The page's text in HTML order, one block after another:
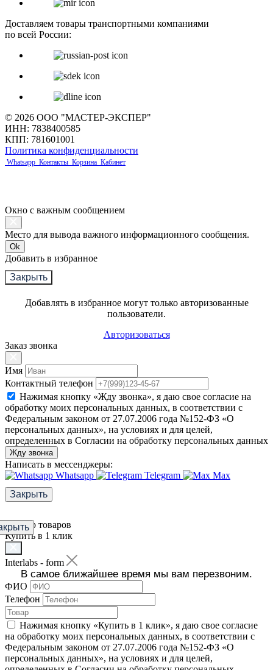
Доставляем товары транспортными компаниями
по всей России:
© 2026 ООО "МАСТЕР-ЭКСПЕР"
ИНН: 7838400585
КПП: 781601001
Политика конфиденциальности
Whatsapp Контакты Корзина Кабинет
Окно с важным сообщением
Место для вывода важного информационного сообщения.
Ok
Добавить в избранное
Закрыть
Добавлять в избранное могут только авторизованные
пользователи.
Авторизоваться
Заказ звонка
Имя
Контактный телефон
Нажимая кнопку «Жду звонка», я даю свое согласие на
обработку моих персональных данных, в соответствии с
Федеральным законом от 27.07.2006 года №152-ФЗ «О
персональных данных», на условиях и для целей,
определенных в Согласии на обработку персональных данных
Жду звонка
Написать в мессенджеры:
Whatsapp
Telegram
Max
Закрыть
Фильтр товаров
Купить в 1 клик
Interlabs - form
В самое ближайшее время мы вам перезвоним.
ФИО
Телефон
Нажимая кнопку «Купить в 1 клик», я даю свое согласие
на обработку моих персональных данных, в соответствии с
Федеральным законом от 27.07.2006 года №152-ФЗ «О
персональных данных», на условиях и для целей,